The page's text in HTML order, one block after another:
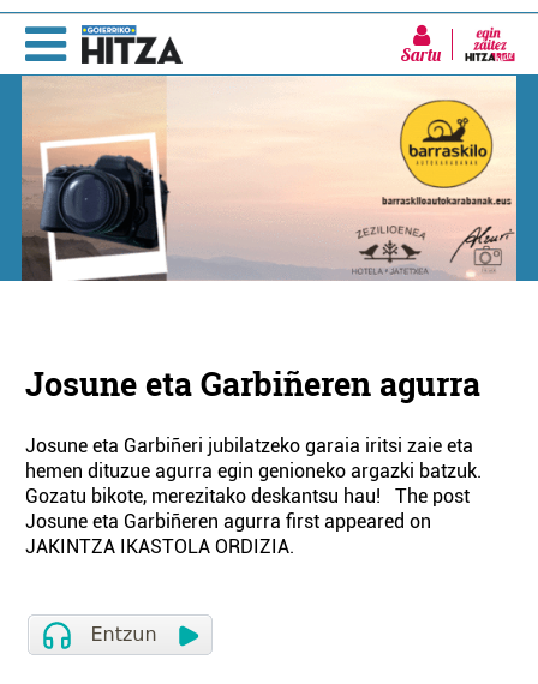
Sartu
Josune eta Garbiñeren agurra
Josune eta Garbiñeri jubilatzeko garaia iritsi zaie eta
hemen dituzue agurra egin genioneko argazki batzuk.
Gozatu bikote, merezitako deskantsu hau! The post
Josune eta Garbiñeren agurra first appeared on
JAKINTZA IKASTOLA ORDIZIA.